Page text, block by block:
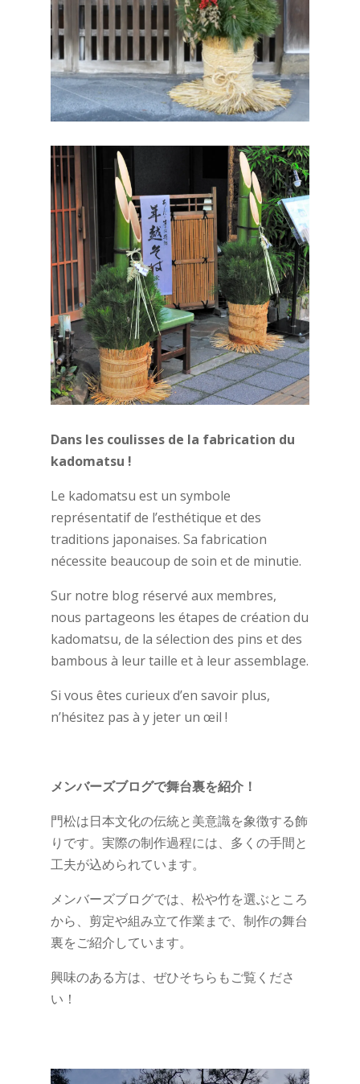
Dans les coulisses de la fabrication du
kadomatsu !
Le kadomatsu est un symbole
représentatif de l’esthétique et des
traditions japonaises. Sa fabrication
nécessite beaucoup de soin et de minutie.
Sur notre blog réservé aux membres,
nous partageons les étapes de création du
kadomatsu, de la sélection des pins et des
bambous à leur taille et à leur assemblage.
Si vous êtes curieux d’en savoir plus,
n’hésitez pas à y jeter un œil !
メンバーズブログで舞台裏を紹介！
門松は日本文化の伝統と美意識を象徴する飾
りです。実際の制作過程には、多くの手間と
工夫が込められています。
メンバーズブログでは、松や竹を選ぶところ
から、剪定や組み立て作業まで、制作の舞台
裏をご紹介しています。
興味のある方は、ぜひそちらもご覧くださ
い！